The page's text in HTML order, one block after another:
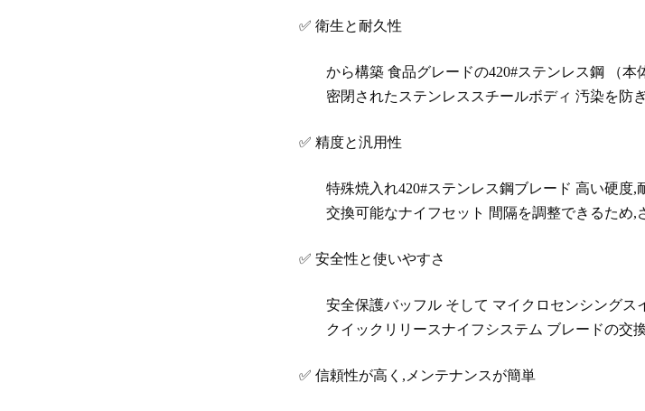
✅ 衛生と耐久性
から構築 食品グレードの420#ステンレス鋼 （本
密閉されたステンレススチールボディ 汚染を防
✅ 精度と汎用性
特殊焼入れ420#ステンレス鋼ブレード 高い硬度,
交換可能なナイフセット 間隔を調整できるため,
✅ 安全性と使いやすさ
安全保護バッフルそして マイクロセンシングス
クイックリリースナイフシステム ブレードの交
✅ 信頼性が高く,メンテナンスが簡単